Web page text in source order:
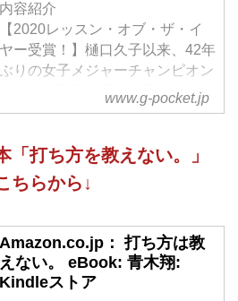
内容紹介
【2020レッスン・オブ・ザ・イ
ヤー受賞！】樋口久子以来、42年
ぶりの女子メジャーチャンピオン
誕生！渋野日向子を指導したコー
チ、青木翔が初めて公開する「世
青木コーチが実践するのは、
選手にすべてを教えようとする
選手自らに考えさせ、選手の成長
を促す「コーチング」。
ゴルフ上達だけではなく、仕事で
www.g-pocket.jp
「打ち方を教えない。」
ちらから↓
Amazon.co.jp： 打ち方は教
えない。 eBook: 青木翔:
Kindleストア